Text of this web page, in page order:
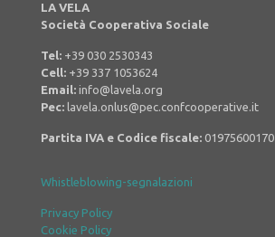
LA VELA
Società Cooperativa Sociale
Tel: +39 030 2530343
Cell: +39 337 1053624
Email: info@lavela.org
Pec: lavela.onlus@pec.confcooperative.it
Partita IVA e Codice fiscale: 01975600170
Whistleblowing-segnalazioni
Privacy Policy
Cookie Policy